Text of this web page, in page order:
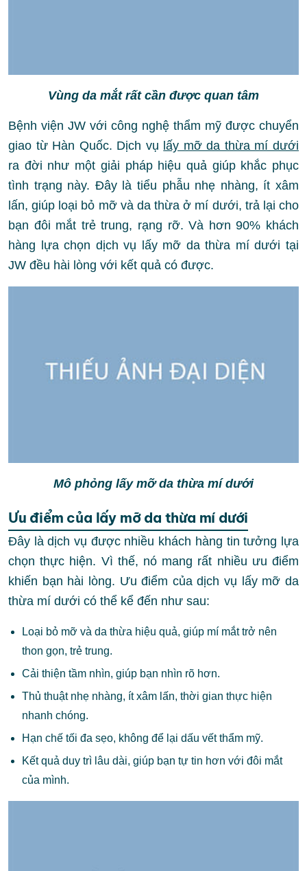
Vùng da mắt rất cần được quan tâm
Bệnh viện JW với công nghệ thẩm mỹ được chuyển
giao từ Hàn Quốc. Dịch vụ lấy mỡ da thừa mí dưới
ra đời như một giải pháp hiệu quả giúp khắc phục
tình trạng này. Đây là tiểu phẫu nhẹ nhàng, ít xâm
lấn, giúp loại bỏ mỡ và da thừa ở mí dưới, trả lại cho
bạn đôi mắt trẻ trung, rạng rỡ. Và hơn 90% khách
hàng lựa chọn dịch vụ lấy mỡ da thừa mí dưới tại
JW đều hài lòng với kết quả có được.
Mô phỏng lấy mỡ da thừa mí dưới
Ưu điểm của lấy mỡ da thừa mí dưới
Đây là dịch vụ được nhiều khách hàng tin tưởng lựa
chọn thực hiện. Vì thế, nó mang rất nhiều ưu điểm
khiến bạn hài lòng. Ưu điểm của dịch vụ lấy mỡ da
thừa mí dưới có thể kể đến như sau:
Loại bỏ mỡ và da thừa hiệu quả, giúp mí mắt trở nên
thon gọn, trẻ trung.
Cải thiện tầm nhìn, giúp bạn nhìn rõ hơn.
Thủ thuật nhẹ nhàng, ít xâm lấn, thời gian thực hiện
nhanh chóng.
Hạn chế tối đa sẹo, không để lại dấu vết thẩm mỹ.
Kết quả duy trì lâu dài, giúp bạn tự tin hơn với đôi mắt
của mình.